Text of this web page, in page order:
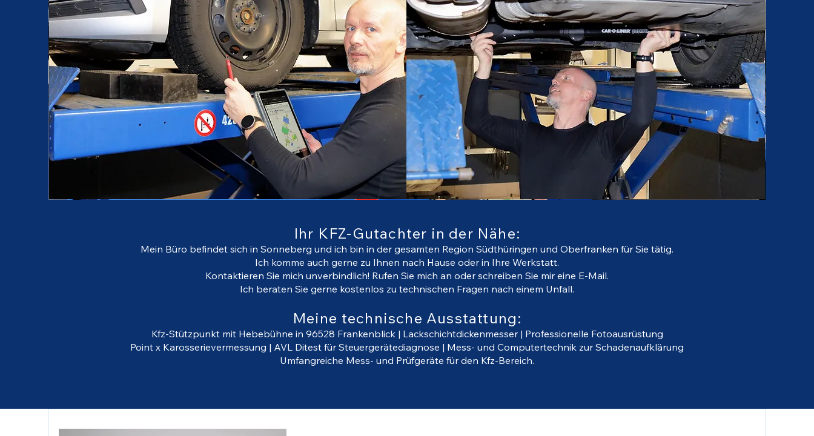
Ihr KFZ-Gutachter in der Nähe:
Mein Büro befindet sich in Sonneberg und ich bin in der gesamten Region Südthüringen und Oberfranken für Sie tätig.
Ich komme auch gerne zu Ihnen nach Hause oder in Ihre Werkstatt.
Kontaktieren Sie mich unverbindlich! Rufen Sie mich an oder schreiben Sie mir eine E-Mail.
Ich beraten Sie gerne kostenlos zu technischen Fragen nach einem Unfall.
Meine technische Ausstattung:
Kfz-Stützpunkt mit Hebebühne in 96528 Frankenblick | Lackschichtdickenmesser | Professionelle Fotoausrüstung
Point x Karosserievermessung | AVL Ditest für Steuergerätediagnose | Mess- und Computertechnik zur Schadenaufklärung
Umfangreiche Mess- und Prüfgeräte für den Kfz-Bereich.